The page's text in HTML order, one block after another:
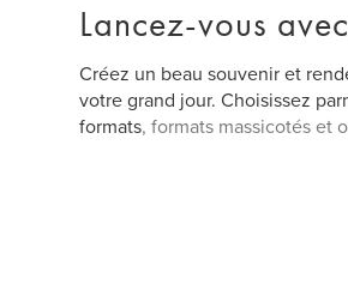
Lancez-vous
Créez un beau souvenir et
votre grand jour. Choisissez
formats, formats massicotés et